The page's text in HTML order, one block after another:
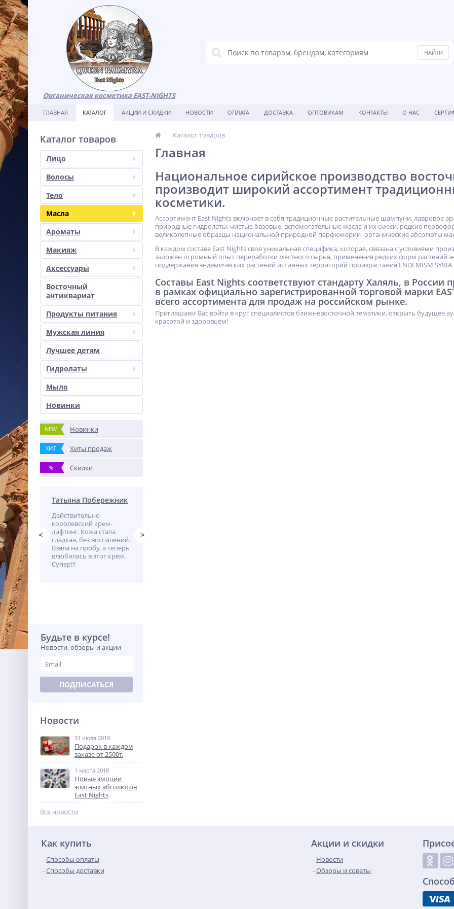
Органическая косметика EAST-NIGHTS
ГЛАВНАЯ КАТАЛОГ АКЦИИ И СКИДКИ НОВОСТИ ОПЛАТА ДОСТАВКА ОПТОВИКАМ КОНТАКТЫ О НАС
Каталог товаров
Лицо
Волосы
Тело
Масла
Ароматы
Макияж
Аксессуары
Восточный
антиквариат
Продукты питания
Мужская линия
Лучшее детям
Гидролаты
Мыло
Новинки
NEW Новинки
ХИТ Хиты продаж
% Скидки
<
Татьяна Побережник
Действительно
королевский крем-
лифтинг. Кожа стала
гладкая, без воспалений.
Взяла на пробу, а теперь
влюбилась в этот крем.
Супер!!!
>
Будьте в курсе!
Новости, обзоры и акции
ПОДПИСАТЬСЯ
Новости
31 июля 2019
Подарок в каждом
заказе от 2500т.
1 марта 2018
Новые эмоции
элитных абсолютов
East Nights
Все новости
Каталог товаров
Главная
Национальное сирийское производство
производит широкий ассортимент
косметики.
Ассортимент East Nights включает в себя традиционные растительные шампуни, лавровое
природные гидролаты, чистые базовые, вспомогательные масла и их смеси, редкие
великолепные образцы национальной природной парфюмерии- органические абсолюты
В каждом составе East Nights своя уникальная специфика, которая, связана с условиями
заложен огромный опыт переработки местного сырья, применения редких форм растений
поддержания эндемических растений истинных территорий произрастания ENDEMISM SYRIA
Составы East Nights соответствуют стандарту Халяль, в России
в рамках официально зарегистрированной торговой марки
всего ассортимента для продаж на российском рынке.
Приглашаем Вас войти в круг специалистов ближневосточной тематики, открыть будущее
красотой и здоровьем!
Как купить
Способы оплаты
Способы доставки
Акции и скидки
Новости
Обзоры и советы